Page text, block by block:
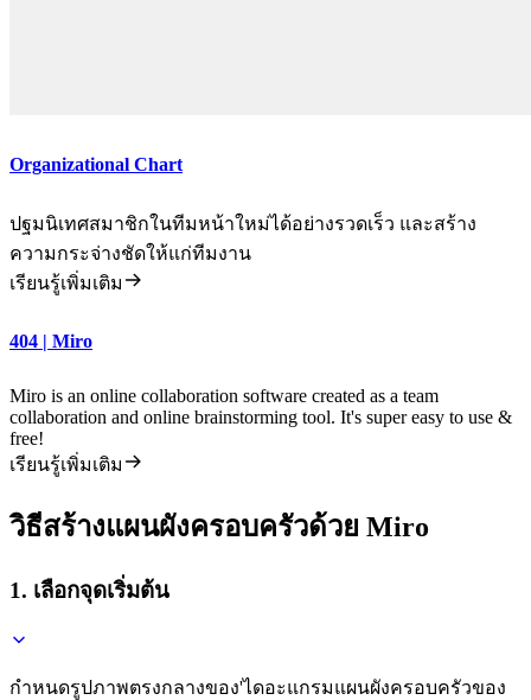
Organizational Chart
ปฐมนิเทศสมาชิกในทีมหน้าใหม่ได้อย่างรวดเร็ว และสร้าง
ความกระจ่างชัดให้แก่ทีมงาน
เรียนรู้เพิ่มเติม
404 | Miro
Miro is an online collaboration software created as a team
collaboration and online brainstorming tool. It's super easy to use &
free!
เรียนรู้เพิ่มเติม
วิธีสร้างแผนผังครอบครัวด้วย Miro
1. เลือกจุดเริ่มต้น
กำหนดรูปภาพตรงกลางของ'ไดอะแกรมแผนผังครอบครัวของ